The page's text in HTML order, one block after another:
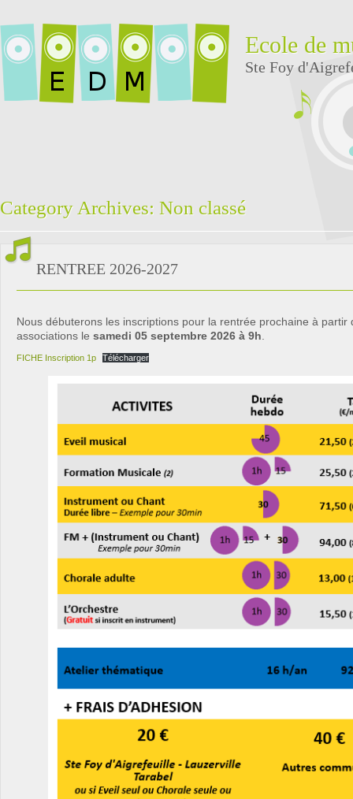
Ecole de
Ste Foy
Category Archives: Non classé
RENTREE 2026-2027
Nous débuterons les inscriptions pour la rentrée prochaine à partir
associations le samedi 05 septembre 2026 à 9h
FICHE Inscription 1p Télécharger